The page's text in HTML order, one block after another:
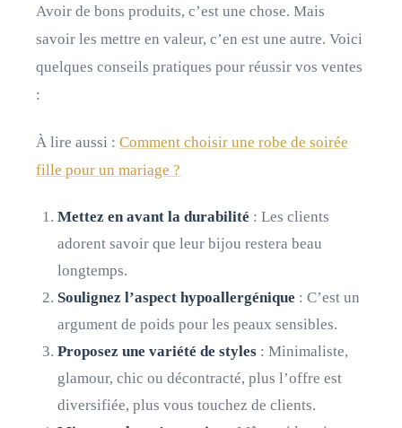
Avoir de bons produits, c’est une chose. Mais
savoir les mettre en valeur, c’en est une autre. Voici
quelques conseils pratiques pour réussir vos ventes
:
À lire aussi : Comment choisir une robe de soirée
fille pour un mariage ?
Mettez en avant la durabilité : Les clients
adorent savoir que leur bijou restera beau
longtemps.
Soulignez l’aspect hypoallergénique : C’est un
argument de poids pour les peaux sensibles.
Proposez une variété de styles : Minimaliste,
glamour, chic ou décontracté, plus l’offre est
diversifiée, plus vous touchez de clients.